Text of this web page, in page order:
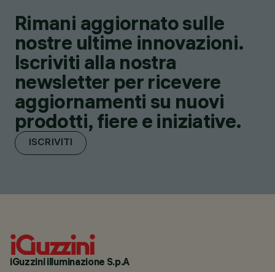
Rimani aggiornato sulle
nostre ultime innovazioni.
Iscriviti alla nostra
newsletter per ricevere
aggiornamenti su nuovi
prodotti, fiere e iniziative.
ISCRIVITI
iGuzzini illuminazione S.p.A